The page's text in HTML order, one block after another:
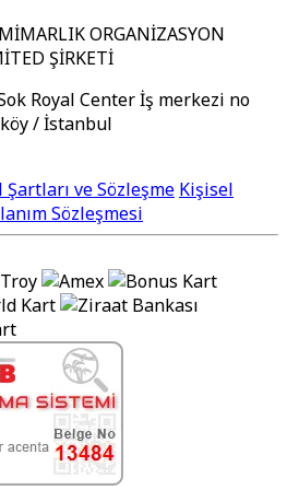
ORGANİZASYON
ŞİRKETİ
Royal Center İş merkezi no
/ İstanbul
ve Sözleşme Kişisel
Sözleşmesi